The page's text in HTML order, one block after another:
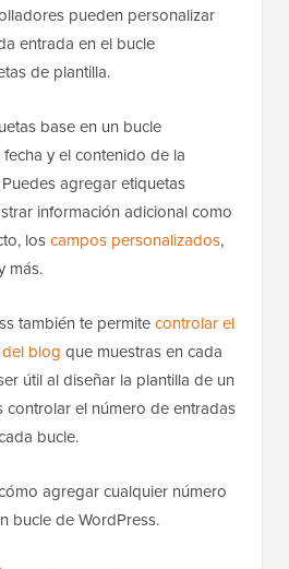
pueden personalizar
entrada en el bucle
de plantilla.
base en un bucle
y el contenido de la
agregar etiquetas
información adicional como
loscampos personalizados,
más.
también te permitecontrolar el
blog que muestras en cada
útil al diseñar la plantilla de un
controlar el número de entradas
bucle.
agregar cualquier número
bucle de WordPress.